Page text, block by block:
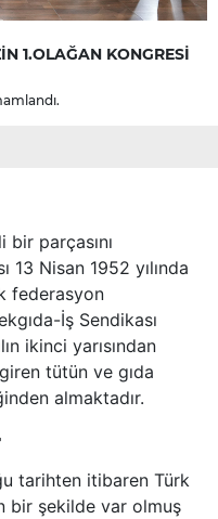
1.OLAĞAN KONGRESİ
parçasını
13 Nisan 1952 yılında
federasyon
İş Sendikası
ikinci yarısından
tütün ve gıda
almaktadır.
tarihten itibaren Türk
bir şekilde var olmuş